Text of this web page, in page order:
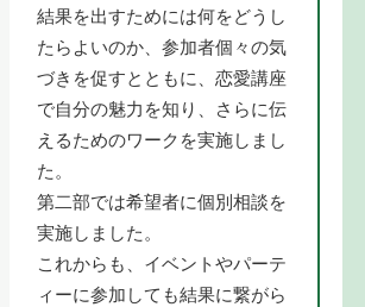
結果を出すためには何をどうし
たらよいのか、参加者個々の気
づきを促すとともに、恋愛講座
で自分の魅力を知り、さらに伝
えるためのワークを実施しまし
た。
第二部では希望者に個別相談を
実施しました。
これからも、イベントやパーテ
ィーに参加しても結果に繋がら